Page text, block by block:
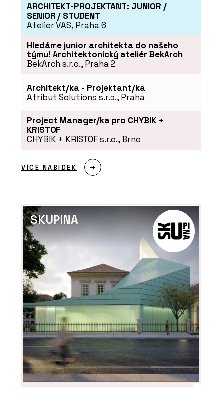
ARCHITEKT-PROJEKTANT: JUNIOR /
SENIOR / STUDENT
Atelier VAS, Praha 6
Hledáme junior architekta do našeho
týmu! Architektonický ateliér BekArch
BekArch s.r.o., Praha 2
Architekt/ka - Projektant/ka
Atribut Solutions s.r.o., Praha
Project Manager/ka pro CHYBIK +
KRISTOF
CHYBIK + KRISTOF s.r.o., Brno
VÍCE NABÍDEK
SKUPINA